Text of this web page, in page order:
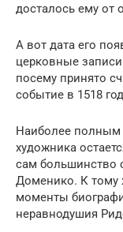
досталось ему от
А вот дата его
церковные
посему принято
событие в 1518
Наиболее
художника
сам большинство
Доменико. К тому
моменты
неравнодушия